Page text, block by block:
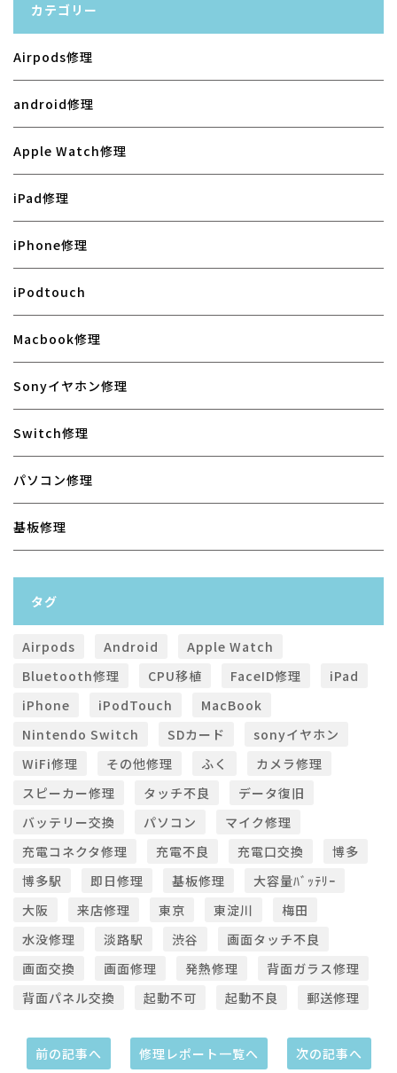
カテゴリー
Airpods修理
android修理
Apple Watch修理
iPad修理
iPhone修理
iPodtouch
Macbook修理
Sonyイヤホン修理
Switch修理
パソコン修理
基板修理
タグ
Airpods Android
Apple Watch
Bluetooth修理
CPU移植 FaceID修理
iPad
iPhone
iPodTouch
MacBook
Nintendo Switch
SDカード
sonyイヤホン
WiFi修理
その他修理 ふく
カメラ修理
スピーカー修理
タッチ不良
データ復旧
バッテリー交換
パソコン
マイク修理
充電コネクタ修理
充電不良 充電口交換
博多
博多駅
即日修理 基板修理
大容量ﾊﾞｯﾃﾘｰ
大阪
来店修理 東京 東淀川
梅田
水没修理
淡路駅 渋谷
画面タッチ不良
画面交換
画面修理 発熱修理
背面ガラス修理
背面パネル交換
起動不可 起動不良 郵送修理
前の記事へ 修理レポート一覧へ 次の記事へ